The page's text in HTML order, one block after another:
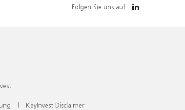
Folgen Sie uns auf
| KeyInvest Disclaimer